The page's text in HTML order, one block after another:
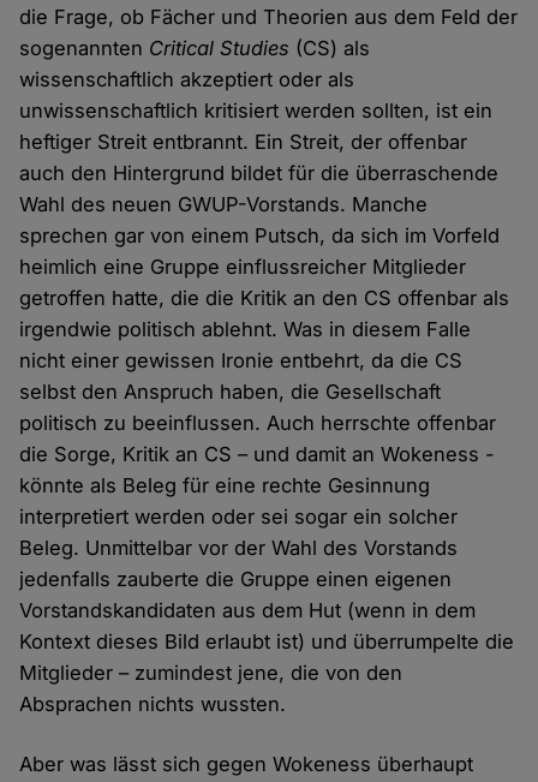
die Frage, ob Fächer und Theorien aus dem Feld der
sogenannten Critical Studies (CS) als
wissenschaftlich akzeptiert oder als
unwissenschaftlich kritisiert werden sollten, ist ein
heftiger Streit entbrannt. Ein Streit, der offenbar
auch den Hintergrund bildet für die überraschende
Wahl des neuen GWUP-Vorstands. Manche
sprechen gar von einem Putsch, da sich im Vorfeld
heimlich eine Gruppe einflussreicher Mitglieder
getroffen hatte, die die Kritik an den CS offenbar als
irgendwie politisch ablehnt. Was in diesem Falle
nicht einer gewissen Ironie entbehrt, da die CS
selbst den Anspruch haben, die Gesellschaft
politisch zu beeinflussen. Auch herrschte offenbar
die Sorge, Kritik an CS – und damit an Wokeness -
könnte als Beleg für eine rechte Gesinnung
interpretiert werden oder sei sogar ein solcher
Beleg. Unmittelbar vor der Wahl des Vorstands
jedenfalls zauberte die Gruppe einen eigenen
Vorstandskandidaten aus dem Hut (wenn in dem
Kontext dieses Bild erlaubt ist) und überrumpelte die
Mitglieder – zumindest jene, die von den
Absprachen nichts wussten.
Aber was lässt sich gegen Wokeness überhaupt